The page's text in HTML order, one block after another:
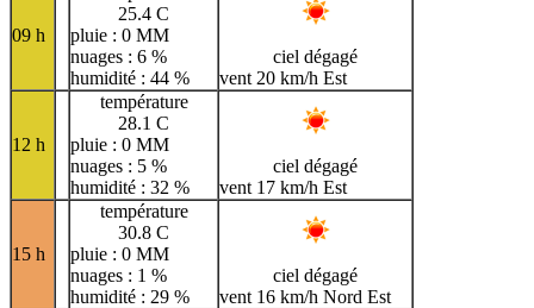
09 h
25.4 C
pluie : 0 MM
nuages : 6 %
humidité : 44 %
ciel dégagé
vent 20 km/h Est
12 h
température
28.1 C
pluie : 0 MM
nuages : 5 %
humidité : 32 %
ciel dégagé
vent 17 km/h Est
15 h
température
30.8 C
pluie : 0 MM
nuages : 1 %
humidité : 29 %
ciel dégagé
vent 16 km/h Nord Est